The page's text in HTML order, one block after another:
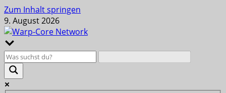
Zum Inhalt springen
9. August 2026